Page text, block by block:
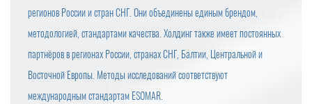
регионов России и стран СНГ. Они объединены единым брендом,
методологией, стандартами качества. Холдинг также имеет постоянных
партнёров в регионах России, странах СНГ, Балтии, Центральной и
Восточной Европы. Методы исследований соответствуют
международным стандартам ESOMAR.